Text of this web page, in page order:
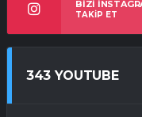
BİZİ
TAKİP ET
343 YOUTUBE